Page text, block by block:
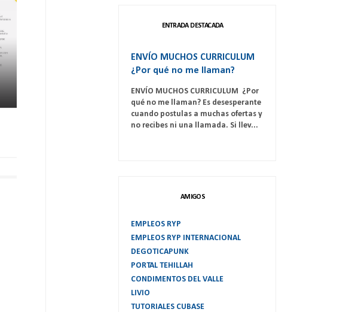
ENTRADA DESTACADA
ENVÍO MUCHOS CURRICULUM
¿Por qué no me llaman?
ENVÍO MUCHOS CURRICULUM ¿Por
qué no me llaman? Es desesperante
cuando postulas a muchas ofertas y
no recibes ni una llamada. Si llev...
AMIGOS
EMPLEOS RYP
EMPLEOS RYP INTERNACIONAL
DEGOTICAPUNK
PORTAL TEHILLAH
CONDIMENTOS DEL VALLE
LIVIO
TUTORIALES CUBASE